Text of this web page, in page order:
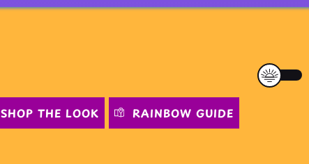
SHOP THE LOOK RAINBOW GUIDE